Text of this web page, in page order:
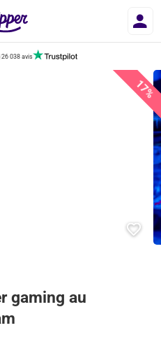
26 038 avis
17%
gaming au